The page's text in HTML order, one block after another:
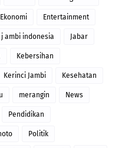
Ekonomi Entertainment
j ambi indonesia Jabar
Kebersihan
Kerinci Jambi Kesehatan
merangin News
Pendidikan
Politik